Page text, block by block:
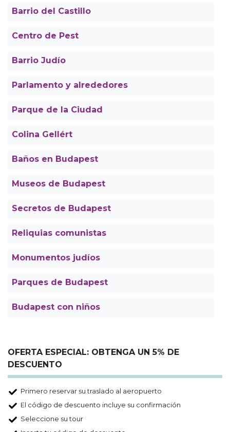
Barrio del Castillo
Centro de Pest
Barrio Judío
Parlamento y alrededores
Parque de la Ciudad
Colina Gellért
Baños en Budapest
Museos de Budapest
Secretos de Budapest
Reliquias comunistas
Monumentos judíos
Parques de Budapest
Budapest con niños
OFERTA ESPECIAL: OBTENGA UN 5% DE
DESCUENTO
Primero reservar su traslado al aeropuerto
El código de descuento incluye su confirmación
Seleccione su tour